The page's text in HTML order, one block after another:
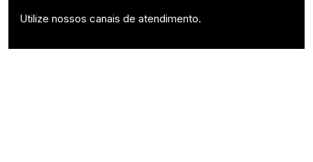
Utilize nossos canais de atendimento.